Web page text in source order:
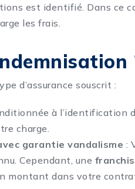
est identifié. Dans ce
les frais.
d’assurance souscrit :
à l’identification
charge.
garantie vandalisme :
Cependant, une
montant dans votre